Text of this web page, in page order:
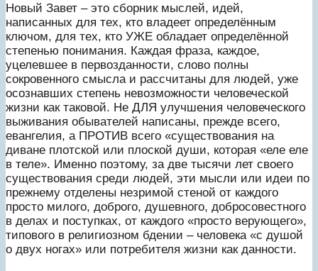
Новый Завет – это сборник мыслей, идей,
написанных для тех, кто владеет определённым
ключом, для тех, кто УЖЕ обладает определённой
степенью понимания. Каждая фраза, каждое,
уцелевшее в первозданности, слово полны
сокровенного смысла и рассчитаны для людей, уже
осознавших степень невозможности человеческой
жизни как таковой. Не ДЛЯ улучшения человеческого
выживания обывателей написаны, прежде всего,
евангелия, а ПРОТИВ всего «существования на
диване плотской или плоской души, которая «еле еле
в теле». Именно поэтому, за две тысячи лет своего
существования среди людей, эти мысли или идеи по
прежнему отделены незримой стеной от каждого
просто милого, доброго, душевного, добросовестного
в делах и поступках, от каждого «просто верующего»,
типового в религиозном бдении – человека «с душой
о двух ногах» или потребителя жизни как данности.